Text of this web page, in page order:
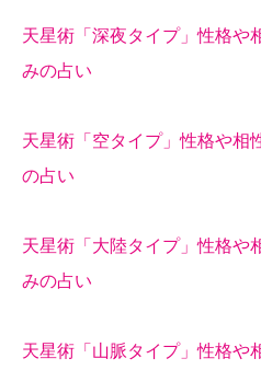
天星術「深夜タイプ」性格や
みの占い
天星術「空タイプ」性格や相
の占い
天星術「大陸タイプ」性格や
みの占い
天星術「山脈タイプ」性格や